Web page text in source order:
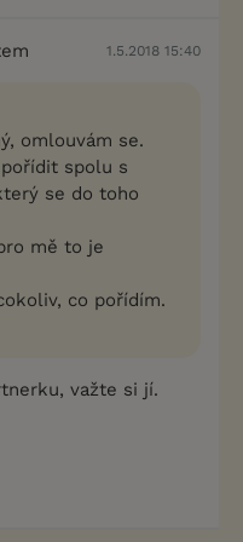
1.5.2018 15:40
omlouvám se.
spolu s
se do toho
mě to je
co pořídím.
važte si jí.